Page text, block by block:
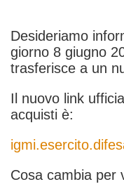
Desideriamo
giorno 8 giugno
trasferisce a un
Il nuovo link
acquisti è:
Cosa cambia per